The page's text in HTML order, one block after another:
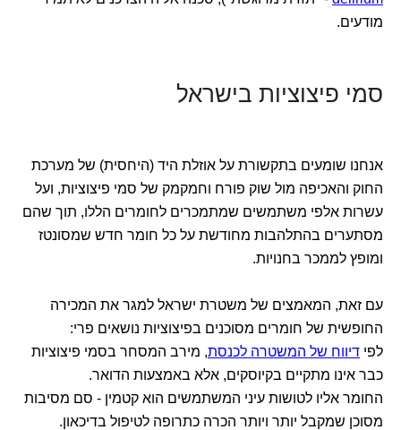
מודעים.
סמי פיצוציות בישראל
אנחנו שומעים בתקשורת על אוזלת היד (היחסית) של מערכת
החוק והאכיפה מול שוק פורח וחמקמק של סמי פיצוציות, ועל
עשרות אלפי משתמשים שמתמכרים לחומרים הללו, תוך שהם
מסתערים בהתלהבות מחודשת על כל חומר חדש שמסונטז
ומופץ לממכר בחנויות.
עם זאת, המאמצים של משטרת ישראל למגר את המכירה
החופשית של חומרים מסוכנים בפיצוציות נושאים פרי:
לפי דיווח של המשטרה לכנסת, מירב המסחר בסמי פיצוציות
כבר אינו מתקיים בקיוסקים, אלא באמצעות הדואר.
החומר אליו לטושות עיני המשתמשים הוא קטמין - סם מסיבות
מסוכן שמקבל יותר ויותר הכרה כתרופה לטיפול בדיכאון.